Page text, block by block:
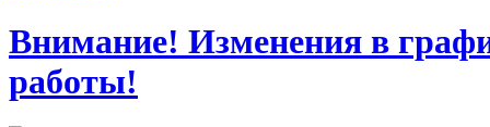
Внимание! Изменения в
работы!